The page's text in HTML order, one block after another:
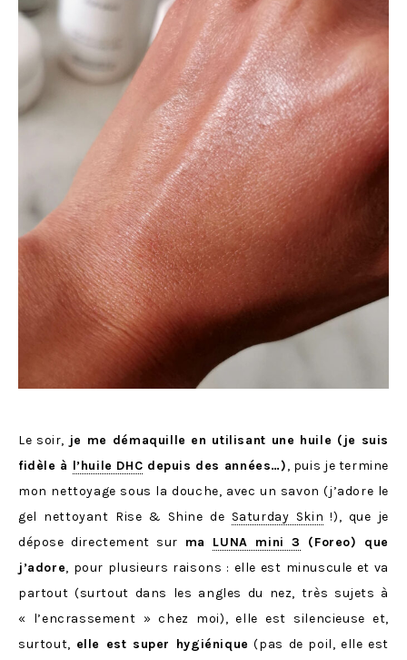
Le soir, je me démaquille en utilisant une huile (je suis
fidèle à l’huile DHC depuis des années…), puis je termine
mon nettoyage sous la douche, avec un savon (j’adore le
gel nettoyant Rise & Shine de Saturday Skin !), que je
dépose directement sur ma LUNA mini 3
(Foreo) que
j’adore, pour plusieurs raisons : elle est minuscule et va
partout (surtout dans les angles du nez, très sujets à
« l’encrassement » chez moi), elle est silencieuse et,
surtout, elle est super hygiénique (pas de poil, elle est